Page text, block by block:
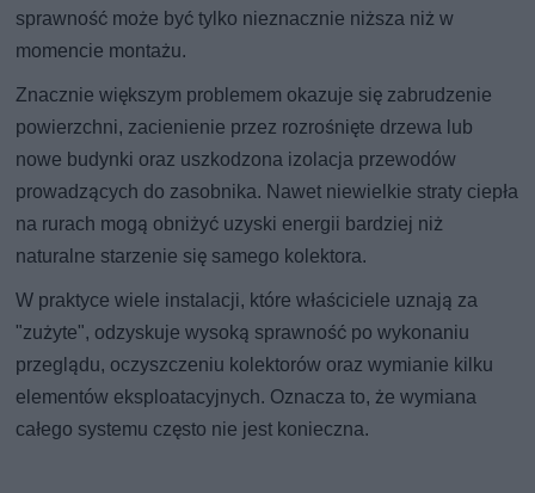
sprawność może być tylko nieznacznie niższa niż w
momencie montażu.
Znacznie większym problemem okazuje się zabrudzenie
powierzchni, zacienienie przez rozrośnięte drzewa lub
nowe budynki oraz uszkodzona izolacja przewodów
prowadzących do zasobnika. Nawet niewielkie straty ciepła
na rurach mogą obniżyć uzyski energii bardziej niż
naturalne starzenie się samego kolektora.
W praktyce wiele instalacji, które właściciele uznają za
"zużyte", odzyskuje wysoką sprawność po wykonaniu
przeglądu, oczyszczeniu kolektorów oraz wymianie kilku
elementów eksploatacyjnych. Oznacza to, że wymiana
całego systemu często nie jest konieczna.